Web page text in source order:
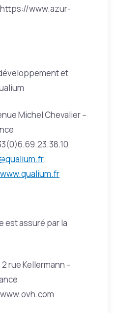
www.azur-
et
Michel Chevalier –
www.qualium.fr
est assuré par la
2 rue Kellermann –